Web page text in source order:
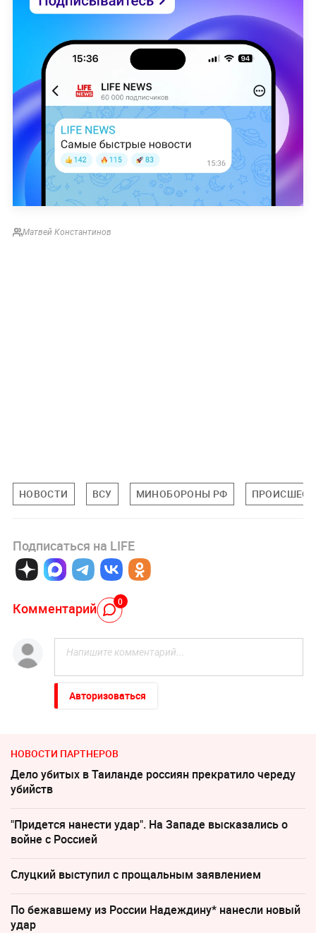
Матвей Константинов
НОВОСТИ ВСУ МИНОБОРОНЫ РФ
Подписаться на LIFE
Комментарий 0
Авторизоваться
НОВОСТИ ПАРТНЕРОВ
Дело убитых в Таиланде россиян прекратило череду
убийств
"Придется нанести удар". На Западе высказались о
войне с Россией
Слуцкий выступил с прощальным заявлением
По бежавшему из России Надеждину* нанесли новый
удар